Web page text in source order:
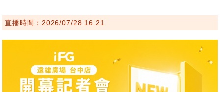
直播時間：2026/07/28 16:21